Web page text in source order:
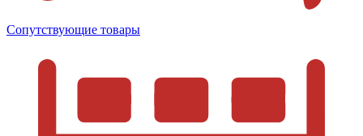
Сопутствующие товары